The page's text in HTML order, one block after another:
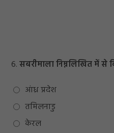
6.सबरीमाला निम्नलिखित में से
आंध्र प्रदेश
तमिलनाडु
केरल